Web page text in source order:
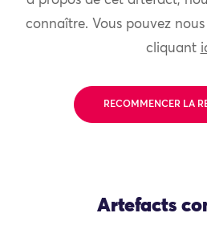
connaître. Vous pouvez
cliquant
RECOMMENCER LA
Artefacts